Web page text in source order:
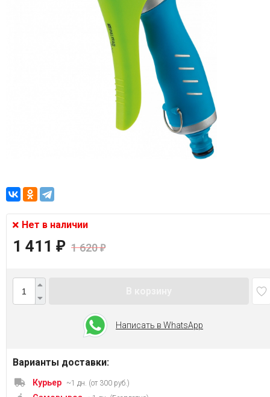
Нет в наличии
1 411 ₽ 1 620₽
Написать в WhatsApp
Варианты доставки:
Курьер ~1 дн. (от 300 руб.)